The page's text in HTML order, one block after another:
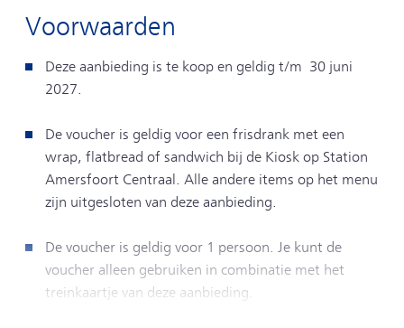
Voorwaarden
Deze aanbieding is te koop en geldig t/m 30 juni
2027.
De voucher is geldig voor een frisdrank met een
wrap, flatbread of sandwich bij de Kiosk op Station
Amersfoort Centraal. Alle andere items op het menu
zijn uitgesloten van deze aanbieding.
De voucher is geldig voor 1 persoon. Je kunt de
voucher alleen gebruiken in combinatie met het
treinkaartje van deze aanbieding.